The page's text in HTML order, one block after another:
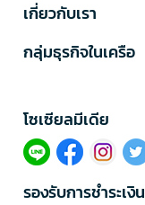
เกี่ยวกับเรา
กลุ่มธุรกิจในเครือ
โซเซียลมีเดีย​
รองรับการชำระเงิน